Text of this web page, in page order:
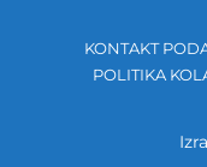
KONTAKT
POLITIKA